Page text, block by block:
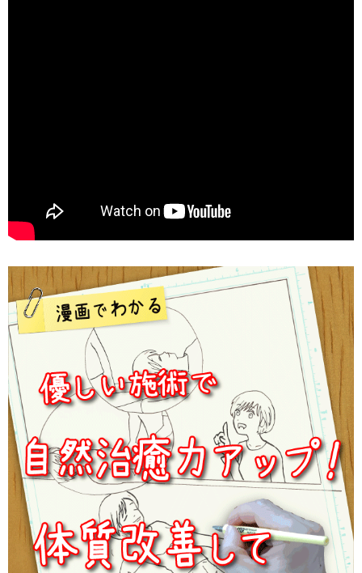
整体院ホーピスト https://hopist.net